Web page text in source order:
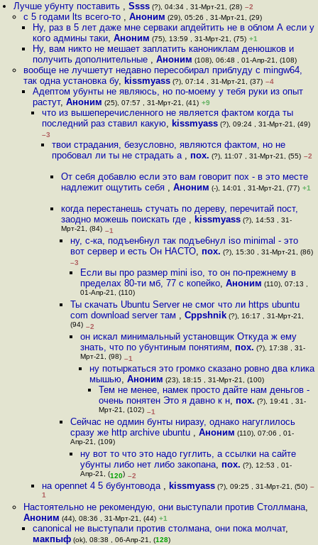
Лучше убунту поставить ,Ssss (?), 04:34 , 31-Мрт-21, (28) –2
с 5 годами lts всего-то , Аноним (29), 05:26 , 31-Мрт-21, (29)
Ну, раз в 5 лет даже мне серваки апдейтить не в облом А если у
кого админы таки, Аноним (75), 13:59 , 31-Мрт-21, (75) +1
Ну, вам никто не мешает заплатить канониклам денюшков и
получить дополнительные , Аноним (108), 06:48 , 01-Апр-21, (108)
вообще не лучшетут недавно пересобирал приблуду с mingw64,
так одна установка бу, kissmyass(?), 07:14 , 31-Мрт-21, (37) –4
Адептом убунты не являюсь, но по-моему у тебя руки из опыт
растут, Аноним (25), 07:57 , 31-Мрт-21, (41) +9
что из вышеперечисленного не является фактом когда ты
последний раз ставил какую, kissmyass (?), 09:24 , 31-Мрт-21, (49)
–3
твои страдания, безусловно, являются фактом, но не
пробовал ли ты не страдать а , пох. (?), 11:07 , 31-Мрт-21, (55) –2
От себя добавлю если это вам говорит пох - в это месте
надлежит ощутить себя , Аноним (-), 14:01 , 31-Мрт-21, (77) +1
когда перестанешь стучать по дереву, перечитай пост,
заодно можешь поискать где , kissmyass(?), 14:53 , 31-
Мрт-21, (84) –1
ну, с-ка, подъен6нул так подъе6нул iso minimal - это
вот сервер и есть Он НАСТО, пох. (?), 15:30 , 31-Мрт-21, (86)
–3
Еcли вы про размер mini iso, то он по-прежнему в
пределах 80-ти мб, 77 с копейко, Аноним (110), 07:13 ,
01-Апр-21, (110)
Ты скачать Ubuntu Server не смог что ли https ubuntu
com download server там ,Cppshnik (?), 16:17 , 31-Мрт-21,
(94) –2
он искал минимальный установщик Откуда ж ему
знать, что по убунтиным понятиям, пох. (?), 17:38 , 31-
Мрт-21, (98) –1
ну потыркаться это громко сказано ровно два клика
мышью, Аноним (23), 18:15 , 31-Мрт-21, (100)
Тем не менее, намек просто дайте нам деньгов -
очень понятен Это я давно к н, пох. (?), 19:41 , 31-
Мрт-21, (102) –1
Сейчас не одмин бунты ниразу, однако нагуглилось
сразу же http archive ubuntu ,Аноним (110), 07:06 , 01-
Апр-21, (109)
ну вот то что это надо гуглить, а ссылки на сайте
убунты либо нет либо закопана, пох. (?), 12:53 , 01-
Апр-21, (120) –2
на opennet 4 5 бубунтовода , kissmyass (?), 09:25 , 31-Мрт-21, (50) –
1
Настоятельно не рекомендую, они выступали против Столлмана,
Аноним (44), 08:36 , 31-Мрт-21, (44) +1
canonical не выступали против столмана, они пока молчат,
макпыф(ok), 08:38 , 06-Апр-21, (128)